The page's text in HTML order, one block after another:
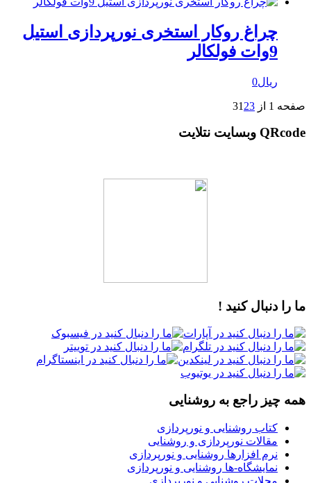
چراغ روکار استخری نورپردازی استیل
9وات فولکالر
ریال0
صفحه 1 از 3 1 23
QRcode وبسایت نتلایت
ما را دنبال کنید !
همه چیز راجع به روشنایی
کتاب روشنایی و نورپردازی
مقالات نورپردازی و روشنایی
نرم افزارها روشنایی و نورپردازی
نمایشگاه-ها روشنایی و نورپردازی
مجلات روشنایی و نورپردازی